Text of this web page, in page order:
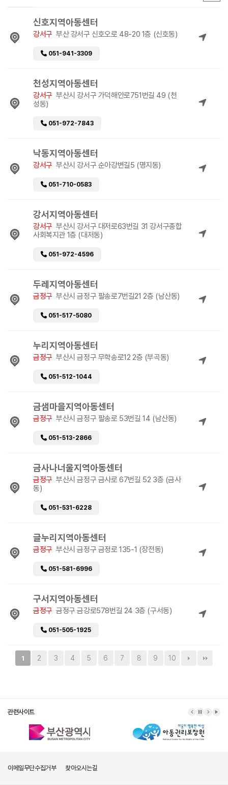
신호지역아동센터
강서구 부산 강서구 신호오로 48-20 1층 (신호동)
051-941-3309
천성지역아동센터
강서구 부산시 강서구 가덕해안로751번길 49 (천
성동)
051-972-7843
낙동지역아동센터
강서구 부산시 강서구 순아강변길5 (명지동)
051-710-0583
강서지역아동센터
강서구 부산시 강서구 대저로63번길 31 강서구종합
사회복지관 1층 (대저동)
051-972-4596
두레지역아동센터
금정구 부산시 금정구 팔송로7번길21 2층 (남산동)
051-517-5080
누리지역아동센터
금정구 부산시 금정구 무학송로12 2층 (부곡동)
051-512-1044
금샘마을지역아동센터
금정구 부산시 금정구 팔송로 53번길 14 (남산동)
051-513-2866
금사나너울지역아동센터
금정구 부산시 금정구 금사로 67번길 52 3층 (금사
동)
051-531-6228
글누리지역아동센터
금정구 부산시 금정구 금정로 135-1 (장전동)
051-581-6996
구서지역아동센터
금정구 금정구 금강로578번길 24 3층 (구서동)
051-505-1925
1 2 3 4 5 6 7 8 9 10
관련사이트
이메일무단수집거부 찾아오시는길